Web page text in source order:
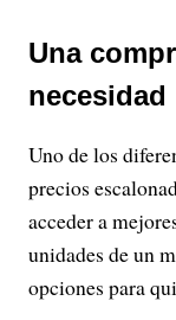
Una
necesidad
Uno de los
precios
acceder a
unidades de un
opciones para